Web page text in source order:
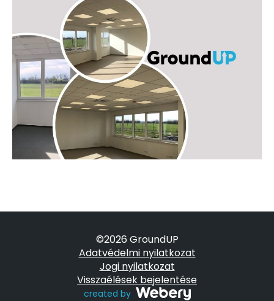
©2026 GroundUP
Adatvédelmi nyilatkozat
Jogi nyilatkozat
Visszaélések bejelentése
created by